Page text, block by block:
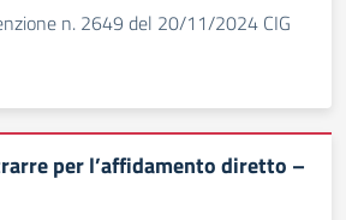
n. 2649 del 20/11/2024 CIG
per l’affidamento diretto –